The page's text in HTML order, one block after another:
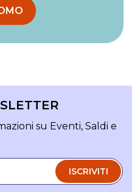
su Eventi, Saldi e
ISCRIVITI